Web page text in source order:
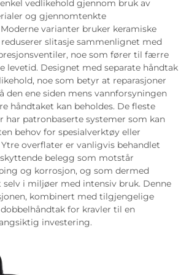
vedlikehold gjennom bruk av
og gjennomtenkte
varianter bruker keramiske
slitasje sammenlignet med
noe som fører til færre
levetid. Designet med separate håndtak
noe som betyr at reparasjoner
den ene siden mens vannforsyningen
håndtaket kan beholdes. De fleste
har patronbaserte systemer som kan
behov for spesialverktøy eller
overflater er vanligvis behandlet
belegg som motstår
og korrosjon, og som dermed
selv i miljøer med intensiv bruk. Denne
kombinert med tilgjengelige
for kravler til en
investering.